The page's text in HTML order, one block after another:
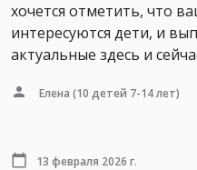
хочется отметить, что
интересуются дети, и
актуальные здесь и
Елена (10 детей 7-14 лет)
13 февраля 2026 г.